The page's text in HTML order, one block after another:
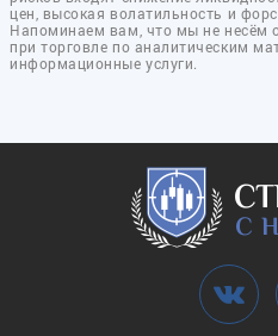
цен, высокая волатильность и
Напоминаем вам, что мы не несём
при торговле по аналитическим
информационные услуги.